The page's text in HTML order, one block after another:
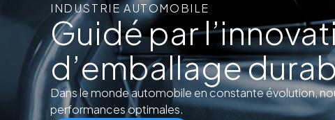
INDUSTRIE AUTOMOBILE
Guidé par
d’emballage
Dans le monde automobile en constante évolution,
performances optimales.